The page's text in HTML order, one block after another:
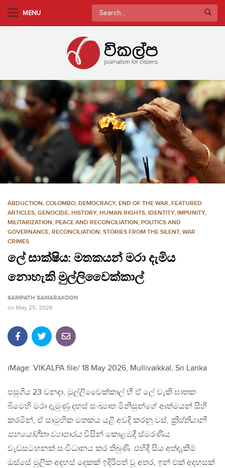
m
a
i
n
c
n
e
MENU
Search
for:
ABDUCTION, COLOMBO, DEMOCRACY, END OF THE WAR, FEATURED
ARTICLES, GENOCIDE, HISTORY, HUMAN RIGHTS, IDENTITY, IMPUNITY,
MILITARIZATION, PEACE AND RECONCILIATION, POLITICS AND
GOVERNANCE, RECONCILIATION, STORIES FROM THE SILENT, WAR
CRIMES
ලේ සාක්ෂිය: මතකයන් මරා දැමිය
නොහැකි මුල්ලිවෛක්කාල්
SAMPATH SAMARAKOON
on May 25, 2026
iMage: VIKALPA file/ 18 May 2026, Mullivaikkal, Sri Lanka
පසුගිය 23 වනදා, මුල්ලිවෛක්කාල් හී ඒ ලේ වැකි ඝාතක
බිමෙහි මරා දැමුණු දහස් සංඛ්‍යාත මිනිසුන්ගේ ආත්මයන් සිහි
කරමින්, ඒ සාමුහික මතකය යළි අවදි කරනු වස්, ක්‍රිස්තියානි
සහයෝගීතා ව්‍යාපාරය විසින් කොළඹදී ස්මරණීය
වැඩසටහනක් සංවිධානය කර තිබුණි. එහිදී සිය අත්දැකීම්
ඔස්සේ මූලික අදහස් දෙකක් ඉදිරිපත් වූ අතර, ඉන් එක් අදහසක්